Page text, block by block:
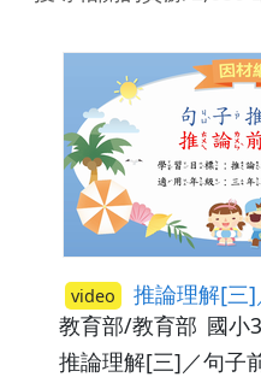
video 推論理解[三
教育部/教育部 國小
推論理解[三]／句子